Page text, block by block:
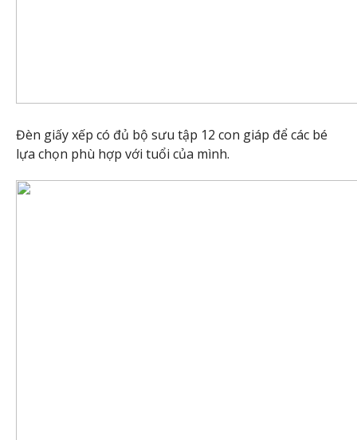
Đèn giấy xếp có đủ bộ sưu tập 12 con giáp để các bé
lựa chọn phù hợp với tuổi của mình.